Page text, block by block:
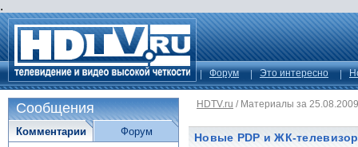
.
Форум Это интересно
HDTV.ru / Материалы за 25.08.2009
Новые PDP и ЖК-
Сообщения
Комментарии Форум